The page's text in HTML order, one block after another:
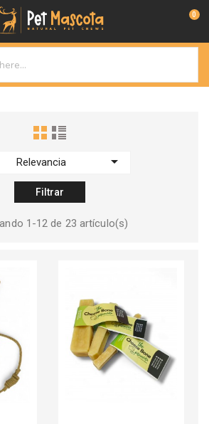
0
Relevancia 
Filtrar
1-12 de 23 artículo(s)